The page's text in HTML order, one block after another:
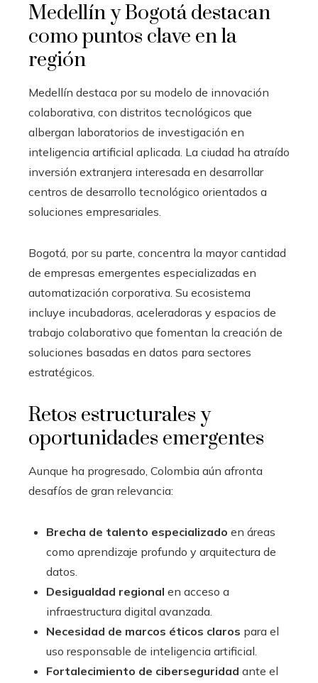
Medellín y Bogotá destacan
como puntos clave en la
región
Medellín destaca por su modelo de innovación
colaborativa, con distritos tecnológicos que
albergan laboratorios de investigación en
inteligencia artificial aplicada. La ciudad ha atraído
inversión extranjera interesada en desarrollar
centros de desarrollo tecnológico orientados a
soluciones empresariales.
Bogotá, por su parte, concentra la mayor cantidad
de empresas emergentes especializadas en
automatización corporativa. Su ecosistema
incluye incubadoras, aceleradoras y espacios de
trabajo colaborativo que fomentan la creación de
soluciones basadas en datos para sectores
estratégicos.
Retos estructurales y
oportunidades emergentes
Aunque ha progresado, Colombia aún afronta
desafíos de gran relevancia:
Brecha de talento especializado en áreas
como aprendizaje profundo y arquitectura de
datos.
Desigualdad regional en acceso a
infraestructura digital avanzada.
Necesidad de marcos éticos claros para el
uso responsable de inteligencia artificial.
Fortalecimiento de ciberseguridad ante el